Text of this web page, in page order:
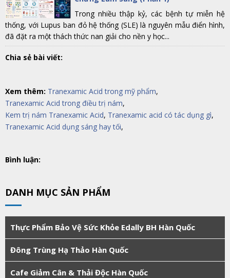
Trong nhiều thập kỷ, các bệnh tự miễn hệ
thống, với Lupus ban đỏ hệ thống (SLE) là nguyên mẫu điển hình,
đã đặt ra một thách thức nan giải cho nền y học...
Chia sẻ bài viết:
Xem thêm: Tranexamic Acid trong mỹ phẩm,
Tranexamic Acid trong điều trị nám,
Kem trị nám Tranexamic Acid, Tranexamic acid có tác dụng gì,
Tranexamic Acid dụng sáng hay tối,
Bình luận:
DANH MỤC SẢN PHẨM
Thực Phẩm Bảo Vệ Sức Khỏe Edally BH Hàn Quốc
Đông Trùng Hạ Thảo Hàn Quốc
Cafe Giảm Cân & Thải Độc Hàn Quốc